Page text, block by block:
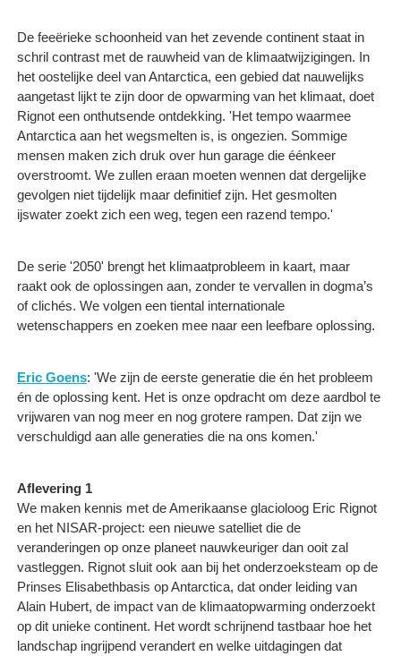
De feeërieke schoonheid van het zevende continent staat in
schril contrast met de rauwheid van de klimaatwijzigingen. In
het oostelijke deel van Antarctica, een gebied dat nauwelijks
aangetast lijkt te zijn door de opwarming van het klimaat, doet
Rignot een onthutsende ontdekking. 'Het tempo waarmee
Antarctica aan het wegsmelten is, is ongezien. Sommige
mensen maken zich druk over hun garage die éénkeer ​
overstroomt. We zullen eraan moeten wennen dat dergelijke
gevolgen niet tijdelijk maar definitief zijn. Het gesmolten
ijswater zoekt zich een weg, tegen een razend tempo.'
De serie '2050' brengt het klimaatprobleem in kaart, maar
raakt ook de oplossingen aan, zonder te vervallen in dogma’s
of clichés. We volgen een tiental internationale
wetenschappers en zoeken mee naar een leefbare oplossing.
Eric Goens: 'We zijn de eerste generatie die én het probleem
én de oplossing kent. Het is onze opdracht om deze aardbol te
vrijwaren van nog meer en nog grotere rampen. Dat zijn we
verschuldigd aan alle generaties die na ons komen.'
Aflevering 1
We maken kennis met de Amerikaanse glacioloog Eric Rignot
en het NISAR-project: een nieuwe satelliet die de
veranderingen op onze planeet nauwkeuriger dan ooit zal
vastleggen. Rignot sluit ook aan bij het onderzoeksteam op de
Prinses Elisabethbasis op Antarctica, dat onder leiding van
Alain Hubert, de impact van de klimaatopwarming onderzoekt
op dit unieke continent. Het wordt schrijnend tastbaar hoe het
landschap ingrijpend verandert en welke uitdagingen dat